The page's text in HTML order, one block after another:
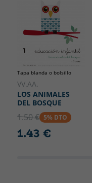
Tapa blanda o bolsillo
VV.AA.
LOS ANIMALES
DEL BOSQUE
1.50 € 5% DTO
1.43 €